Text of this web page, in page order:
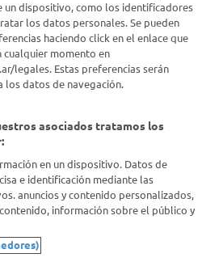
con nosotros acá
un dispositivo, como los identificadores
los datos personales. Se pueden
haciendo click en el enlace que
cualquier momento en
legales. Estas preferencias serán
los datos de navegación.
asociados tratamos los
en un dispositivo. Datos de
e identificación mediante las
anuncios y contenido personalizados,
información sobre el público y